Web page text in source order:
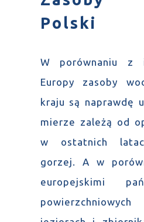
Polski
W porównaniu z
Europy zasoby
kraju są naprawdę
mierze zależą od
w ostatnich
gorzej. A w
europejskimi